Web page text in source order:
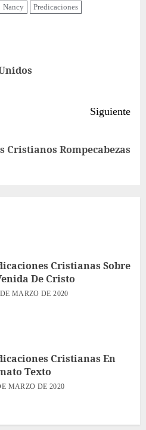
Nancy Predicaciones
Siguiente
Cristianos Rompecabezas
Cristianas Sobre
De Cristo
MARZO DE 2020
Cristianas En
Texto
MARZO DE 2020